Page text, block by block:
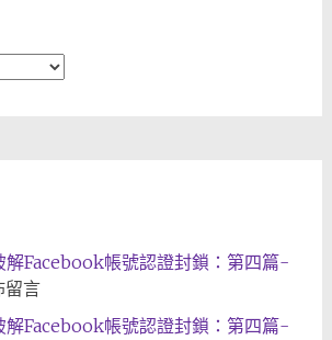
解Facebook帳號認證封鎖：第四篇-
留言
解Facebook帳號認證封鎖：第四篇-